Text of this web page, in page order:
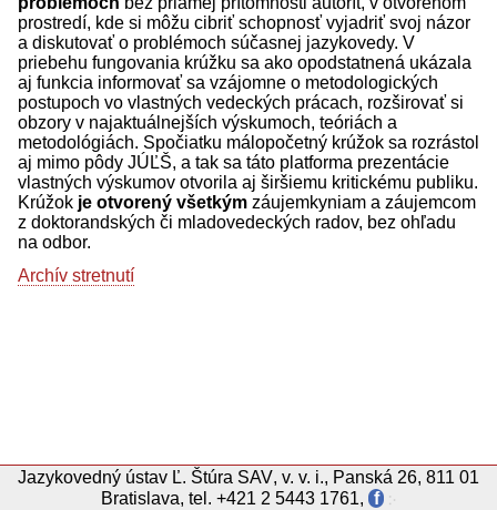
prostredí, kde si môžu cibriť schopnosť vyjadriť svoj názor
a diskutovať o problémoch súčasnej jazykovedy. V
priebehu fungovania krúžku sa ako opodstatnená ukázala
aj funkcia informovať sa vzájomne o metodologických
postupoch vo vlastných vedeckých prácach, rozširovať si
obzory v najaktuálnejších výskumoch, teóriách a
metodológiách. Spočiatku málopočetný krúžok sa rozrástol
aj mimo pôdy JÚĽŠ, a tak sa táto platforma prezentácie
vlastných výskumov otvorila aj širšiemu kritickému publiku.
Krúžok je otvorený všetkým záujemkyniam a záujemcom
z doktorandských či mladovedeckých radov, bez ohľadu
na odbor.
Archív stretnutí
Jazykovedný ústav Ľ. Štúra SAV, v. v. i., Panská 26, 811 01
Bratislava, tel. +421 2 5443 1761, f ჻